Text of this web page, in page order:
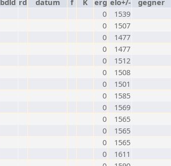
bdld rd datum f K erg elo+/- gegner
0
1539
0
1507
0
1477
0
1477
0
1512
0
1508
0
1501
0
1585
0
1569
0
1565
0
1565
0
1565
0
1611